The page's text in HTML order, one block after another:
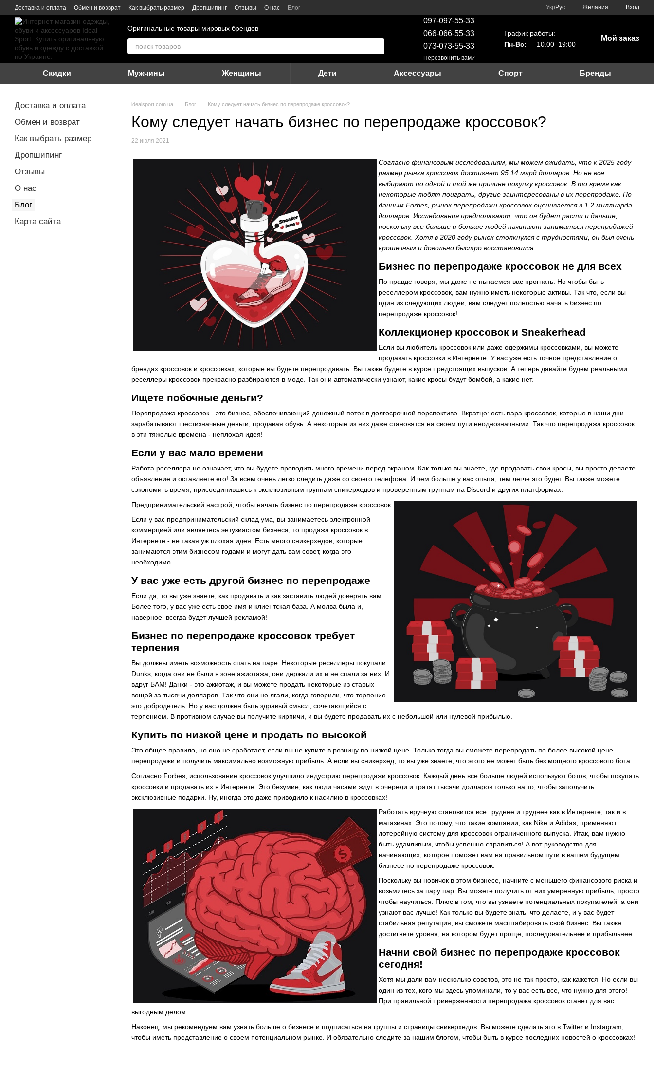
Перейти к основному контенту
Доставка и оплата Обмен и возврат Как выбрать размер Дропшипинг Отзывы О нас Блог Укр Рус Желания Вход
Оригинальные товары мировых брендов
097-097-55-33
066-066-55-33
073-073-55-33
Перезвонить вам?
График работы:
Пн-Вс:
10.00–19:00
Мой заказ
Скидки Мужчины Женщины Дети Аксессуары Спорт Бренды
idealsport.com.ua Блог Кому следует начать бизнес по перепродаже кроссовок?
Кому следует начать бизнес по перепродаже кроссовок?
22 июля 2021
Согласно финансовым исследованиям, мы можем ожидать, что к 2025 году
размер рынка кроссовок достигнет 95,14 млрд долларов. Но не все
выбирают по одной и той же причине покупку кроссовок. В то время как
некоторые любят поиграть, другие заинтересованы в их перепродаже. По
данным Forbes, рынок перепродажи кроссовок оценивается в 1,2 миллиарда
долларов. Исследования предполагают, что он будет расти и дальше,
поскольку все больше и больше людей начинают заниматься перепродажей
кроссовок. Хотя в 2020 году рынок столкнулся с трудностями, он был очень
крошечным и довольно быстро восстановился.
Бизнес по перепродаже кроссовок не для всех
По правде говоря, мы даже не пытаемся вас прогнать. Но чтобы быть
реселлером кроссовок, вам нужно иметь некоторые активы. Так что, если вы
один из следующих людей, вам следует полностью начать бизнес по
перепродаже кроссовок!
Коллекционер кроссовок и Sneakerhead
Если вы любитель кроссовок или даже одержимы кроссовками, вы можете
продавать кроссовки в Интернете. У вас уже есть точное представление о
брендах кроссовок и кроссовках, которые вы будете перепродавать. Вы также будете в курсе предстоящих выпусков. А теперь давайте будем реальными:
реселлеры кроссовок прекрасно разбираются в моде. Так они автоматически узнают, какие кросы будут бомбой, а какие нет.
Ищете побочные деньги?
Перепродажа кроссовок - это бизнес, обеспечивающий денежный поток в долгосрочной перспективе. Вкратце: есть пара кроссовок, которые в наши дни
зарабатывают шестизначные деньги, продавая обувь. А некоторые из них даже становятся на своем пути неоднозначными. Так что перепродажа кроссовок
в эти тяжелые времена - неплохая идея!
Если у вас мало времени
Работа реселлера не означает, что вы будете проводить много времени перед экраном. Как только вы знаете, где продавать свои кросы, вы просто делаете
объявление и оставляете его! За всем очень легко следить даже со своего телефона. И чем больше у вас опыта, тем легче это будет. Вы также можете
сэкономить время, присоединившись к эксклюзивным группам сникерхедов и проверенным группам на Discord и других платформах.
Предпринимательский настрой, чтобы начать бизнес по перепродаже кроссовок
Если у вас предпринимательский склад ума, вы занимаетесь электронной
коммерцией или являетесь энтузиастом бизнеса, то продажа кроссовок в
Интернете - не такая уж плохая идея. Есть много сникерхедов, которые
занимаются этим бизнесом годами и могут дать вам совет, когда это
необходимо.
У вас уже есть другой бизнес по перепродаже
Если да, то вы уже знаете, как продавать и как заставить людей доверять вам.
Более того, у вас уже есть свое имя и клиентская база. А молва была и,
наверное, всегда будет лучшей рекламой!
Бизнес по перепродаже кроссовок требует
терпения
Вы должны иметь возможность спать на паре. Некоторые реселлеры покупали
Dunks, когда они не были в зоне ажиотажа, они держали их и не спали за них. И
вдруг БАМ! Данки - это ажиотаж, и вы можете продать некоторые из старых
вещей за тысячи долларов. Так что они не лгали, когда говорили, что терпение -
это добродетель. Но у вас должен быть здравый смысл, сочетающийся с
терпением. В противном случае вы получите кирпичи, и вы будете продавать их с небольшой или нулевой прибылью.
Купить по низкой цене и продать по высокой
Это общее правило, но оно не сработает, если вы не купите в розницу по низкой цене. Только тогда вы сможете перепродать по более высокой цене
перепродажи и получить максимально возможную прибыль. А если вы сникерхед, то вы уже знаете, что этого не может быть без мощного кроссового бота.
Согласно Forbes, использование кроссовок улучшило индустрию перепродажи кроссовок. Каждый день все больше людей используют ботов, чтобы покупать
кроссовки и продавать их в Интернете. Это безумие, как люди часами ждут в очереди и тратят тысячи долларов только на то, чтобы заполучить
эксклюзивные подарки. Ну, иногда это даже приводило к насилию в кроссовках!
Работать вручную становится все труднее и труднее как в Интернете, так и в
магазинах. Это потому, что такие компании, как Nike и Adidas, применяют
лотерейную систему для кроссовок ограниченного выпуска. Итак, вам нужно
быть удачливым, чтобы успешно справиться! А вот руководство для
начинающих, которое поможет вам на правильном пути в вашем будущем
бизнесе по перепродаже кроссовок.
Поскольку вы новичок в этом бизнесе, начните с меньшего финансового риска и
возьмитесь за пару пар. Вы можете получить от них умеренную прибыль, просто
чтобы научиться. Плюс в том, что вы узнаете потенциальных покупателей, а они
узнают вас лучше! Как только вы будете знать, что делаете, и у вас будет
стабильная репутация, вы сможете масштабировать свой бизнес. Вы также
достигнете уровня, на котором будет проще, последовательнее и прибыльнее.
Начни свой бизнес по перепродаже кроссовок
сегодня!
Хотя мы дали вам несколько советов, это не так просто, как кажется. Но если вы
один из тех, кого мы здесь упоминали, то у вас есть все, что нужно для этого!
При правильной приверженности перепродажа кроссовок станет для вас
выгодным делом.
Наконец, мы рекомендуем вам узнать больше о бизнесе и подписаться на группы и страницы сникерхедов. Вы можете сделать это в Twitter и Instagram,
чтобы иметь представление о своем потенциальном рынке. И обязательно следите за нашим блогом, чтобы быть в курсе последних новостей о кроссовках!
Доставка и оплата
Обмен и возврат
Как выбрать размер
Дропшипинг
Отзывы
О нас
Блог
Карта сайта